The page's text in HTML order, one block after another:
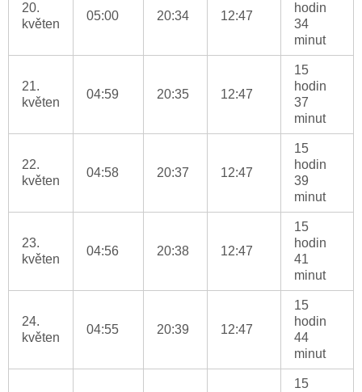
20.
květen
05:00 20:34 12:47
hodin
34
minut
21.
květen
04:59 20:35 12:47
15
hodin
37
minut
22.
květen
04:58 20:37 12:47
15
hodin
39
minut
23.
květen
04:56 20:38 12:47
15
hodin
41
minut
24.
květen
04:55 20:39 12:47
15
hodin
44
minut
15